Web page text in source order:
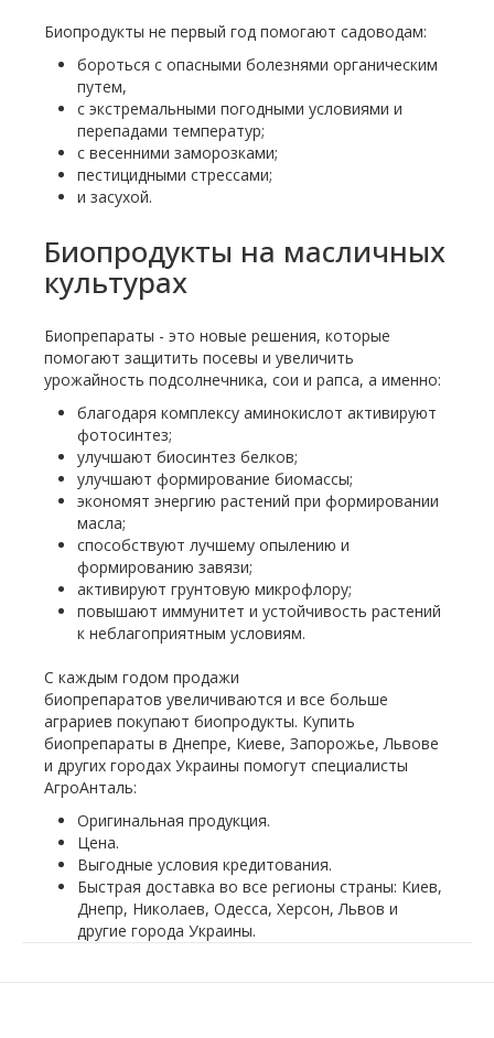
Биопродукты не первый год помогают садоводам:
бороться с опасными болезнями органическим
путем,
с экстремальными погодными условиями и
перепадами температур;
с весенними заморозками;
пестицидными стрессами;
и засухой.
Биопродукты на масличных
культурах
Биопрепараты - это новые решения, которые
помогают защитить посевы и увеличить
урожайность подсолнечника, сои и рапса, а именно:
благодаря комплексу аминокислот активируют
фотосинтез;
улучшают биосинтез белков;
улучшают формирование биомассы;
экономят энергию растений при формировании
масла;
способствуют лучшему опылению и
формированию завязи;
активируют грунтовую микрофлору;
повышают иммунитет и устойчивость растений
к неблагоприятным условиям.
С каждым годом продажи
биопрепаратов увеличиваются и все больше
аграриев покупают биопродукты. Купить
биопрепараты в Днепре, Киеве, Запорожье, Львове
и других городах Украины помогут специалисты
АгроАнталь:
Оригинальная продукция.
Цена.
Выгодные условия кредитования.
Быстрая доставка во все регионы страны: Киев,
Днепр, Николаев, Одесса, Херсон, Львов и
другие города Украины.